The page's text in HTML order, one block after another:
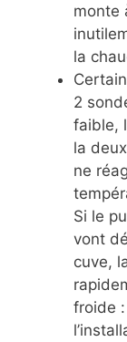
monte
la
2
faible,
la
ne
Si le
vont
cuve,
froide